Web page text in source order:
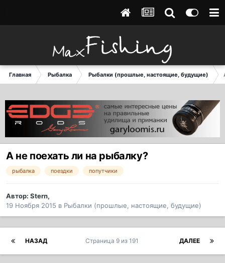
Главная Рыбалка Рыбалки (прошлые, настоящие, будущие)
А не поехать ли на рыбалку?
рыбалка поездки попутчики
Автор: Stern,
19 Ноября 2015 в Рыбалки (прошлые, настоящие, будущие)
НАЗАД ДАЛЕЕ
Страница 9 из 191